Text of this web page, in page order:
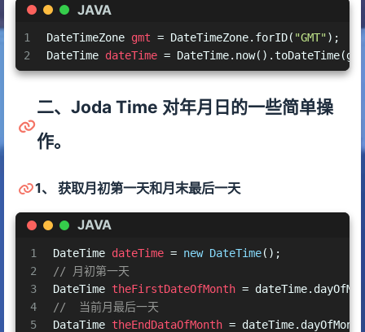
JAVA
1
2
DateTimeZone gmt = DateTimeZone.forID( "GMT");
DateTime dateTime =
二、Joda Time 对年月日的一些简单操
作。
1、 获取月初第一天和月末最后一天
JAVA
1
2
3
4
5
DateTime dateTime = new DateTime();
// 月初第一天
DateTime theFirstDateOfMonth =
//  当前月最后一天
DataTime theEndDataOfMonth =